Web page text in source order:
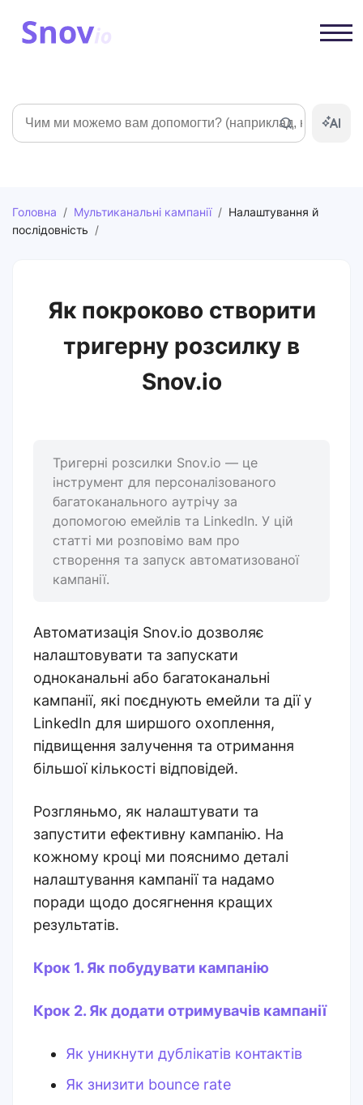
Пошук
Головна / Мультиканальні кампанії / Налаштування й
послідовність /
Як покроково створити
тригерну розсилку в
Snov.io
Тригерні розсилки Snov.io — це
інструмент для персоналізованого
багатоканального аутрічу за
допомогою емейлів та LinkedIn. У цій
статті ми розповімо вам про
створення та запуск автоматизованої
кампанії.
Автоматизація Snov.io дозволяє
налаштовувати та запускати
одноканальні або багатоканальні
кампанії, які поєднують емейли та дії у
LinkedIn для ширшого охоплення,
підвищення залучення та отримання
більшої кількості відповідей.
Розгляньмо, як налаштувати та
запустити ефективну кампанію. На
кожному кроці ми пояснимо деталі
налаштування кампанії та надамо
поради щодо досягнення кращих
результатів.
Крок 1. Як побудувати кампанію
Крок 2. Як додати отримувачів кампанії
Як уникнути дублікатів контактів
Як знизити bounce rate